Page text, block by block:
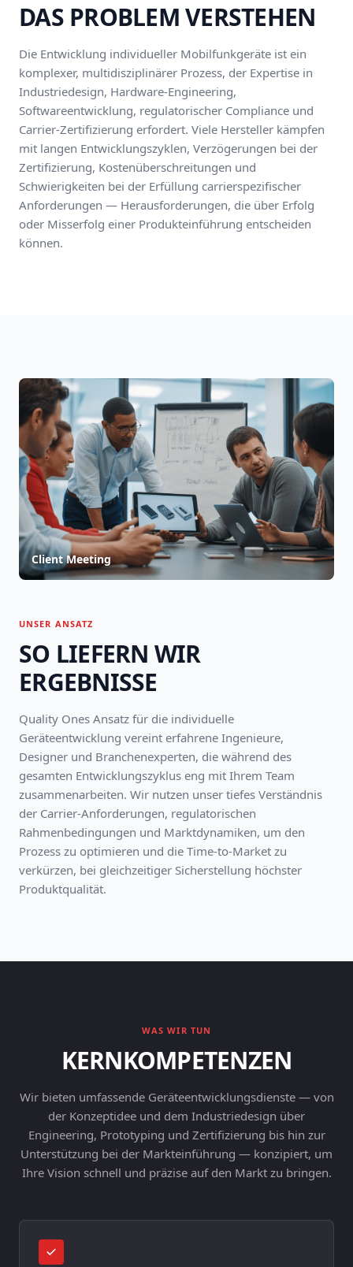
DAS PROBLEM VERSTEHEN
Die Entwicklung individueller Mobilfunkgeräte ist ein
komplexer, multidisziplinärer Prozess, der Expertise in
Industriedesign, Hardware-Engineering,
Softwareentwicklung, regulatorischer Compliance und
Carrier-Zertifizierung erfordert. Viele Hersteller kämpfen
mit langen Entwicklungszyklen, Verzögerungen bei der
Zertifizierung, Kostenüberschreitungen und
Schwierigkeiten bei der Erfüllung carrierspezifischer
Anforderungen — Herausforderungen, die über Erfolg
oder Misserfolg einer Produkteinführung entscheiden
können.
UNSER ANSATZ
SO LIEFERN WIR
ERGEBNISSE
Quality Ones Ansatz für die individuelle
Geräteentwicklung vereint erfahrene Ingenieure,
Designer und Branchenexperten, die während des
gesamten Entwicklungszyklus eng mit Ihrem Team
zusammenarbeiten. Wir nutzen unser tiefes Verständnis
der Carrier-Anforderungen, regulatorischen
Rahmenbedingungen und Marktdynamiken, um den
Prozess zu optimieren und die Time-to-Market zu
verkürzen, bei gleichzeitiger Sicherstellung höchster
Produktqualität.
Client Meeting
WAS WIR TUN
KERNKOMPETENZEN
Wir bieten umfassende Geräteentwicklungsdienste — von
der Konzeptidee und dem Industriedesign über
Engineering, Prototyping und Zertifizierung bis hin zur
Unterstützung bei der Markteinführung — konzipiert, um
Ihre Vision schnell und präzise auf den Markt zu bringen.